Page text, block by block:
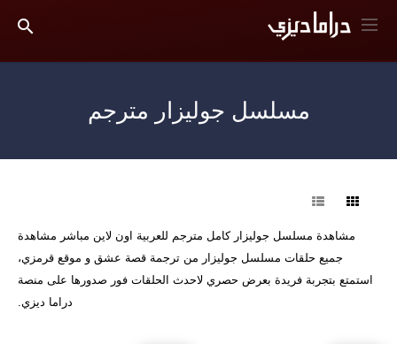
مسلسل جوليزار مترجم
مشاهدة مسلسل جوليزار كامل مترجم للعربية اون لاين مباشر مشاهدة
جميع حلقات مسلسل جوليزار من ترجمة قصة عشق و موقع قرمزي،
استمتع بتجربة فريدة بعرض حصري لاحدث الحلقات فور صدورها على منصة
دراما ديزي.